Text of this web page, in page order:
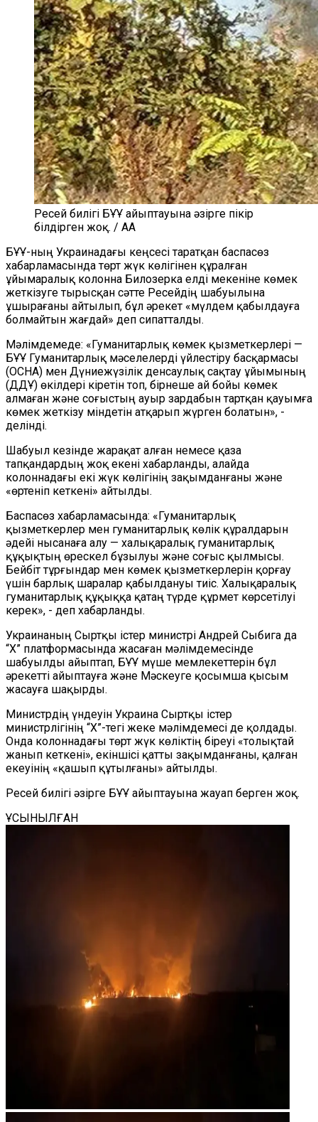
Ресей билігі БҰҰ айыптауына әзірге пікір
білдірген жоқ. / AA
БҰҰ-ның Украинадағы кеңсесі таратқан баспасөз
хабарламасында төрт жүк көлігінен құралған
ұйымаралық колонна Билозерка елді мекеніне көмек
жеткізуге тырысқан сәтте Ресейдің шабуылына
ұшырағаны айтылып, бұл әрекет «мүлдем қабылдауға
болмайтын жағдай» деп сипатталды.
Мәлімдемеде: «Гуманитарлық көмек қызметкерлері —
БҰҰ Гуманитарлық мәселелерді үйлестіру басқармасы
(OCHA) мен Дүниежүзілік денсаулық сақтау ұйымының
(ДДҰ) өкілдері кіретін топ, бірнеше ай бойы көмек
алмаған және соғыстың ауыр зардабын тартқан қауымға
көмек жеткізу міндетін атқарып жүрген болатын», -
делінді.
Шабуыл кезінде жарақат алған немесе қаза
тапқандардың жоқ екені хабарланды, алайда
колоннадағы екі жүк көлігінің зақымданғаны және
«өртеніп кеткені» айтылды.
Баспасөз хабарламасында: «Гуманитарлық
қызметкерлер мен гуманитарлық көлік құралдарын
әдейі нысанаға алу — халықаралық гуманитарлық
құқықтың өрескел бұзылуы және соғыс қылмысы.
Бейбіт тұрғындар мен көмек қызметкерлерін қорғау
үшін барлық шаралар қабылдануы тиіс. Халықаралық
гуманитарлық құқыққа қатаң түрде құрмет көрсетілуі
керек», - деп хабарланды.
Украинаның Сыртқы істер министрі Андрей Сыбига да
“X” платформасында жасаған мәлімдемесінде
шабуылды айыптап, БҰҰ мүше мемлекеттерін бұл
әрекетті айыптауға және Мәскеуге қосымша қысым
жасауға шақырды.
Министрдің үндеуін Украина Сыртқы істер
министрлігінің “X”-тегі жеке мәлімдемесі де қолдады.
Онда колоннадағы төрт жүк көліктің біреуі «толықтай
жанып кеткені», екіншісі қатты зақымданғаны, қалған
екеуінің «қашып құтылғаны» айтылды.
Ресей билігі әзірге БҰҰ айыптауына жауап берген жоқ.
ҰСЫНЫЛҒАН